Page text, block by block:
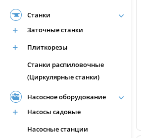
Станки
Заточные станки
Плиткорезы
Станки распиловочные
(Циркулярные станки)
Насосное оборудование
Насосы садовые
Насосные станции